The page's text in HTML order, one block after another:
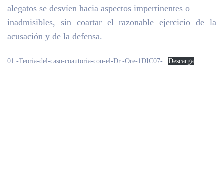
alegatos se desvíen hacia aspectos impertinentes o
inadmisibles, sin coartar el razonable ejercicio de la
acusación y de la defensa.
01.-Teoria-del-caso-coautoria-con-el-Dr.-Ore-1DIC07- Descarga